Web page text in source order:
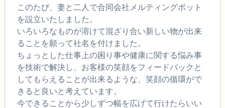
このたび、妻と二人で合同会社メルティングポット
を設立いたしました。
いろいろなものが溶けて混ざり合い新しい物が出来
ることを願って社名を付けました。
ちょっとした仕事上の困り事や健康に関する悩み事
を技術で解決し、お客様の笑顔をフィードバックと
してもらえることが出来るような、笑顔の循環がで
きると良いと考えています。
今できることから少しずつ幅を広げて行けたらいい